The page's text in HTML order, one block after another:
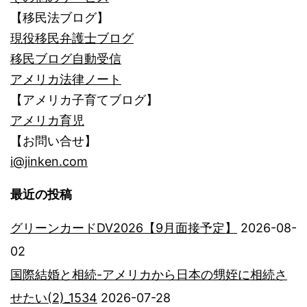
【移民法ブログ】
現役移民弁護士ブログ
移民ブログ自動受信
アメリカ法律ノート
【アメリカ子育てブログ】
アメリカ育児
【お問い合せ】
i@jinken.com
最近の投稿
グリーンカードDV2026【9月面接予定】
2026-08-
02
国際結婚と相続-アメリカから日本の甥姪に相続さ
せたい(2)_1534 2026-07-28